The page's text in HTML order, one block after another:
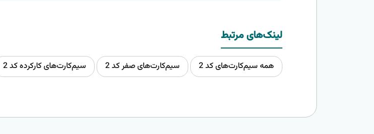
لینک‌های مرتبط
همه سیم‌کارت‌های کد 2 سیم‌کارت‌های صفر کد 2 سیم‌کارت‌های کارکرده کد 2